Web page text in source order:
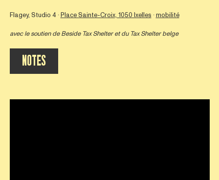
NOTES
Flagey, Studio 4 ∙Place Sainte-Croix, 1050 Ixelles ∙mobilité
avec le soutien deBeside Tax Shelteret du Tax Shelter belge